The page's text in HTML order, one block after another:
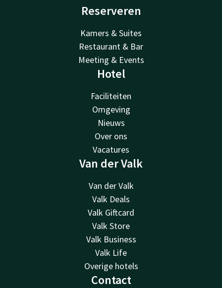
Reserveren
Kamers & Suites
Restaurant & Bar
Meeting & Events
Hotel
Faciliteiten
Omgeving
Nieuws
Over ons
Vacatures
Van der Valk
Van der Valk
Valk Deals
Valk Giftcard
Valk Store
Valk Business
Valk Life
Overige hotels
Contact